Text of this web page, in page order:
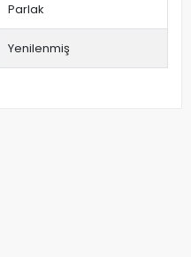
Parlak
Yenilenmiş